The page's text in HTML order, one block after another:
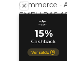
Commerce -
EMBU DAS
CNPJ: